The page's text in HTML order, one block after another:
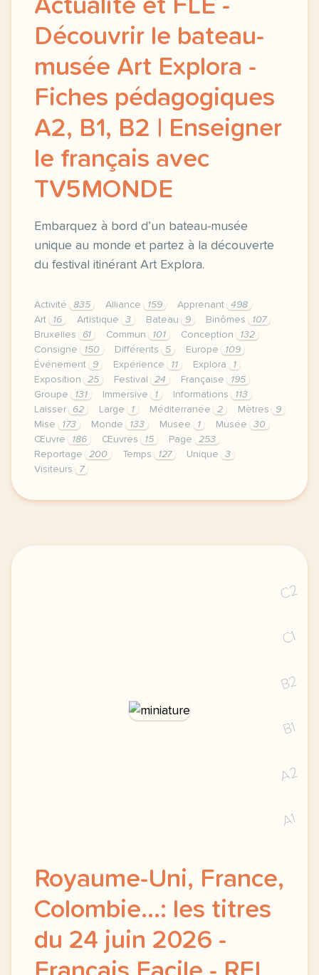
Actualité et FLE -
Découvrir le bateau-
musée Art Explora -
Fiches pédagogiques
A2, B1, B2 | Enseigner
le français avec
TV5MONDE
Embarquez à bord d’un bateau-musée
unique au monde et partez à la découverte
du festival itinérant Art Explora.
Activité 835 Alliance 159 Apprenant
498
Art
16 Artistique 3 Bateau 9 Binômes
107
Bruxelles
61 Commun 101 Conception
132
Consigne
150 Différents 5 Europe
109
Événement
9 Expérience 11 Explora
1
Exposition
25 Festival 24 Française
195
Groupe
131 Immersive 1 Informations
113
Laisser
62 Large 1 Méditerranée 2 Mètres
9
Mise
173 Monde 133 Musee 1 Musée
30
Œuvre
186 Œuvres 15 Page
253
Reportage
200 Temps 127 Unique
3
Visiteurs
7
le respect de votre vie privee est une priorite
C2
C1
B2
B1
A2
A1
Royaume-Uni, France,
Colombie...: les titres
du 24 juin 2026 -